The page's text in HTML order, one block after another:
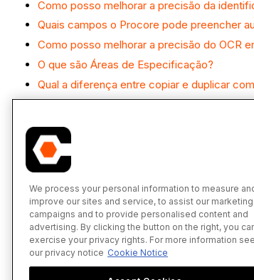
Como posso melhorar a precisão da
Quais campos o Procore pode preencher
Como posso melhorar a precisão do OCR
O que são Áreas de Especificação?
Qual a diferença entre copiar e duplicar
O que é o cronograma de um projeto de
Como aplico marcações de uma revisão
We process your personal information to measure
improve our sites and service, to assist our marketing
campaigns and to provide personalised content and
advertising. By clicking the button on the right, you
exercise your privacy rights. For more information see
our privacy notice Cookie Notice